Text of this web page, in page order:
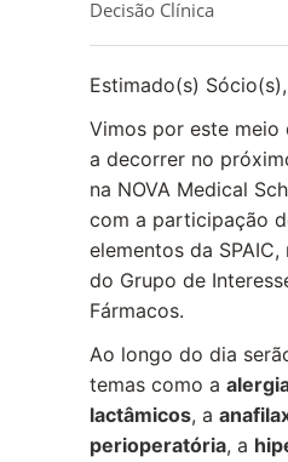
Estimado(s) Sócio(s),
Vimos por este meio
a decorrer no
na NOVA Medical
com a participação
elementos da
do Grupo de
Fármacos.
Ao longo do dia
temas como a
lactâmicos, a
perioperatória, a